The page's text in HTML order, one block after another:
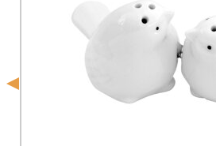
podmienkami
Ochrany osobných údajov